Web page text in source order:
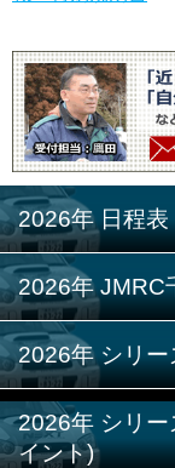
2026年 日程表
2026年 JMRC
2026年 シリ
2026年 シリ
イント)